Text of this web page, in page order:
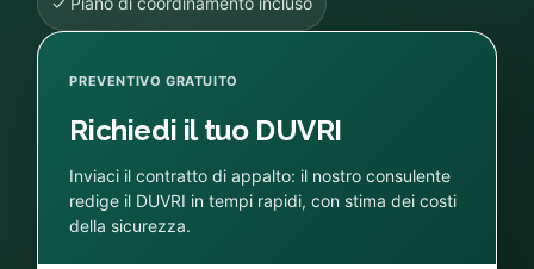
PREVENTIVO GRATUITO
Richiedi il tuo DUVRI
Inviaci il contratto di appalto: il nostro consulente
redige il DUVRI in tempi rapidi, con stima dei costi
della sicurezza.